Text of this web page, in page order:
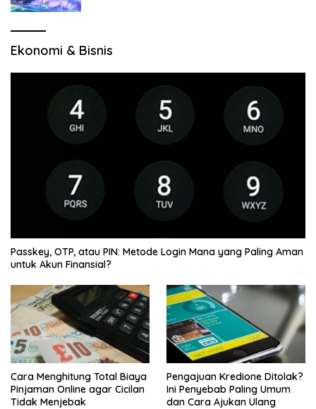
Ekonomi & Bisnis
Passkey, OTP, atau PIN: Metode Login Mana yang Paling Aman
untuk Akun Finansial?
Cara Menghitung Total Biaya
Pinjaman Online agar Cicilan
Tidak Menjebak
Pengajuan Kredione Ditolak?
Ini Penyebab Paling Umum
dan Cara Ajukan Ulang